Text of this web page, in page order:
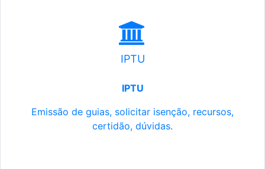
IPTU
IPTU
Emissão de guias, solicitar isenção, recursos,
certidão, dúvidas.